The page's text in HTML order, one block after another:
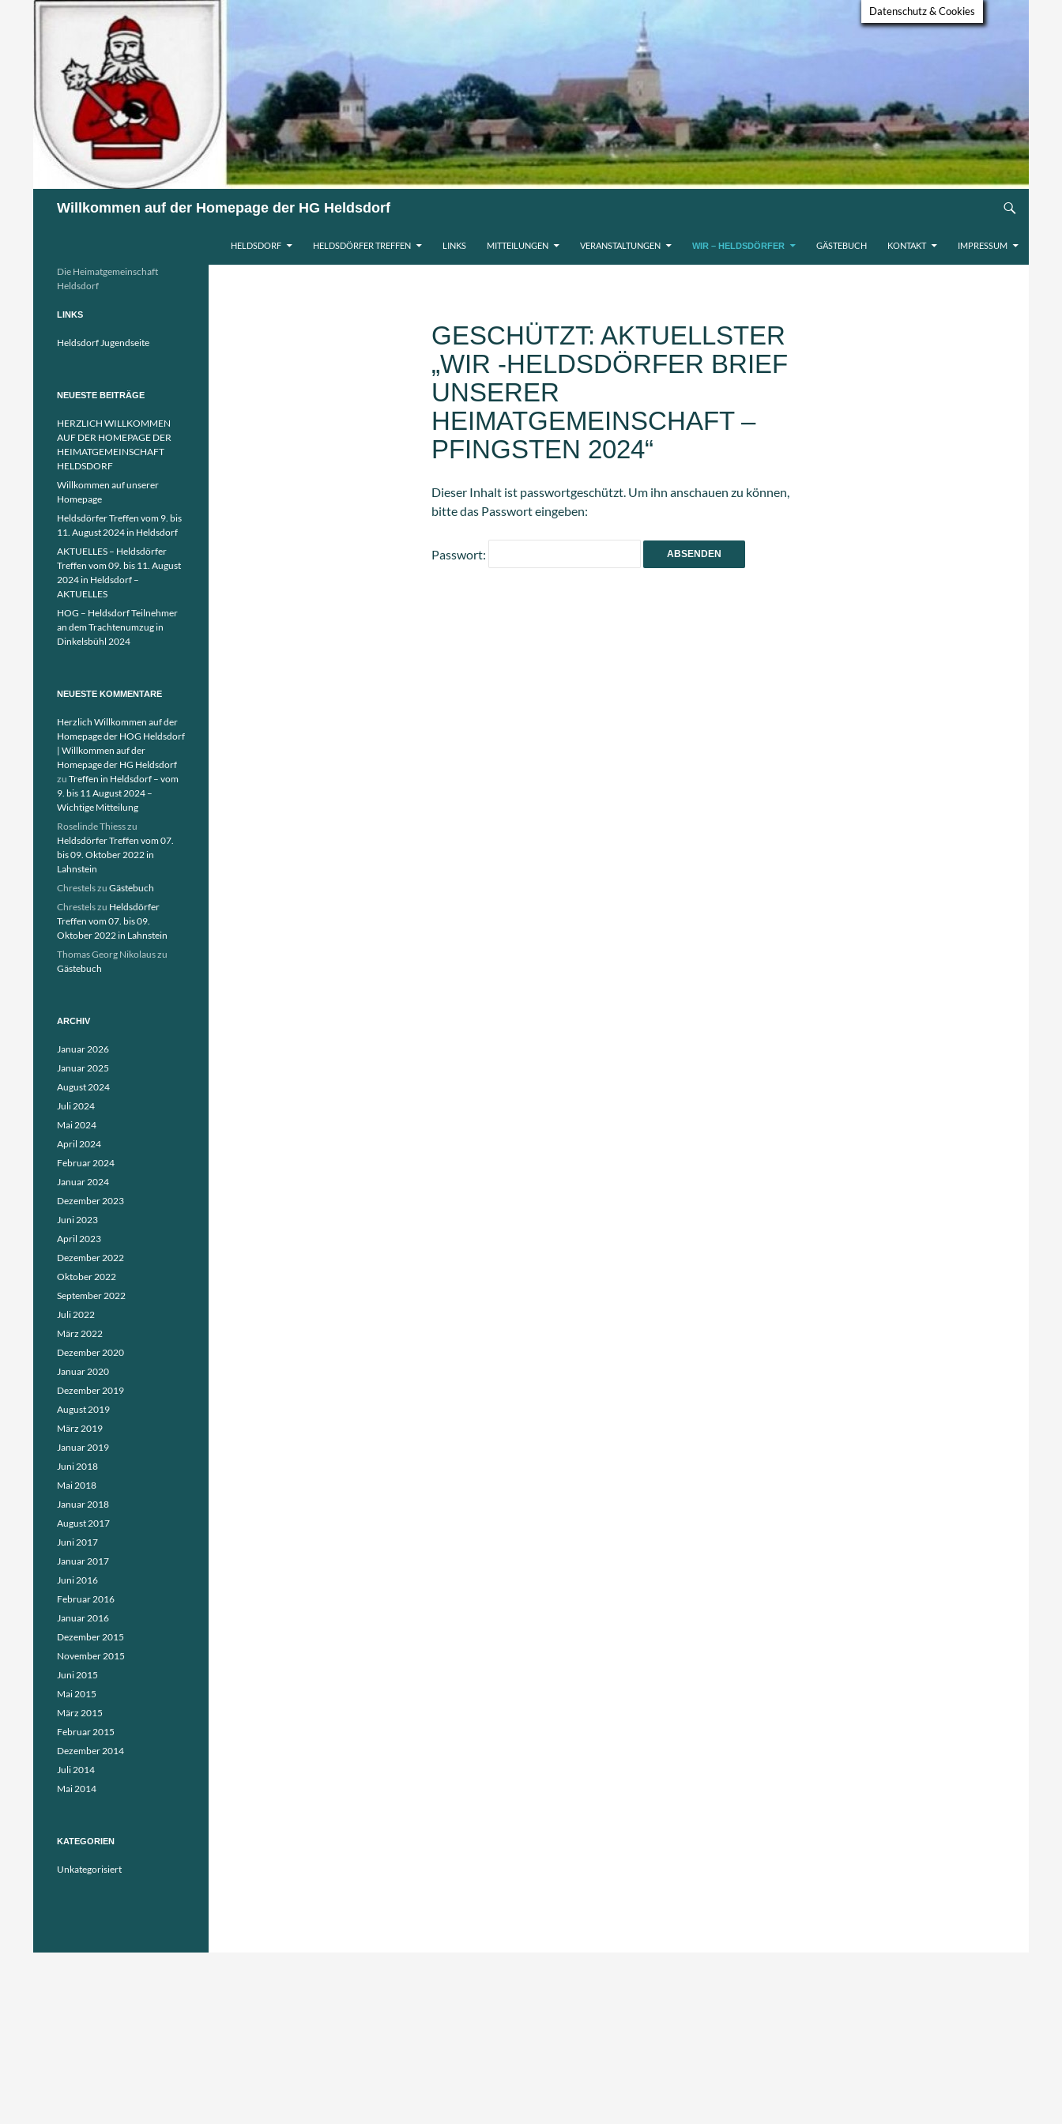
Willkommen auf der Homepage der HG Heldsdorf
HELDSDORF
HELDSDÖRFER TREFFEN LINKS MITTEILUNGEN VERANSTALTUNGEN WIR – HELDSDÖRFER GÄSTEBUCH KONTAKT IMPRESSUM
GESCHÜTZT: AKTUELLSTER
„WIR -HELDSDÖRFER BRIEF
UNSERER
HEIMATGEMEINSCHAFT –
PFINGSTEN 2024“
Dieser Inhalt ist passwortgeschützt. Um ihn anschauen zu können,
bitte das Passwort eingeben:
Passwort:
Die Heimatgemeinschaft
Heldsdorf
LINKS
Heldsdorf Jugendseite
NEUESTE BEITRÄGE
HERZLICH WILLKOMMEN
AUF DER HOMEPAGE DER
HEIMATGEMEINSCHAFT
HELDSDORF
Willkommen auf unserer
Homepage
Heldsdörfer Treffen vom 9. bis
11. August 2024 in Heldsdorf
AKTUELLES – Heldsdörfer
Treffen vom 09. bis 11. August
2024 in Heldsdorf –
AKTUELLES
HOG – Heldsdorf Teilnehmer
an dem Trachtenumzug in
Dinkelsbühl 2024
NEUESTE KOMMENTARE
Herzlich Willkommen auf der
Homepage der HOG Heldsdorf
| Willkommen auf der
Homepage der HG Heldsdorf
zu Treffen in Heldsdorf – vom
9. bis 11 August 2024 –
Wichtige Mitteilung
Roselinde Thiesszu
Heldsdörfer Treffen vom 07.
bis 09. Oktober 2022 in
Lahnstein
Chrestelszu Gästebuch
Chrestelszu Heldsdörfer
Treffen vom 07. bis 09.
Oktober 2022 in Lahnstein
Thomas Georg Nikolauszu
Gästebuch
ARCHIV
Januar 2026
Januar 2025
August 2024
Juli 2024
Mai 2024
April 2024
Februar 2024
Januar 2024
Dezember 2023
Juni 2023
April 2023
Dezember 2022
Oktober 2022
September 2022
Juli 2022
März 2022
Dezember 2020
Januar 2020
Dezember 2019
August 2019
März 2019
Januar 2019
Juni 2018
Mai 2018
Januar 2018
August 2017
Juni 2017
Januar 2017
Juni 2016
Februar 2016
Januar 2016
Dezember 2015
November 2015
Juni 2015
Mai 2015
März 2015
Februar 2015
Dezember 2014
Juli 2014
Mai 2014
KATEGORIEN
Unkategorisiert
Datenschutz & Cookies